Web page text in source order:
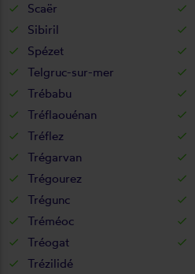
Scaër
Sibiril
Spézet
Telgruc-sur-mer
Trébabu
Tréflaouénan
Tréflez
Trégarvan
Trégourez
Trégunc
Tréméoc
Tréogat
Trézilidé